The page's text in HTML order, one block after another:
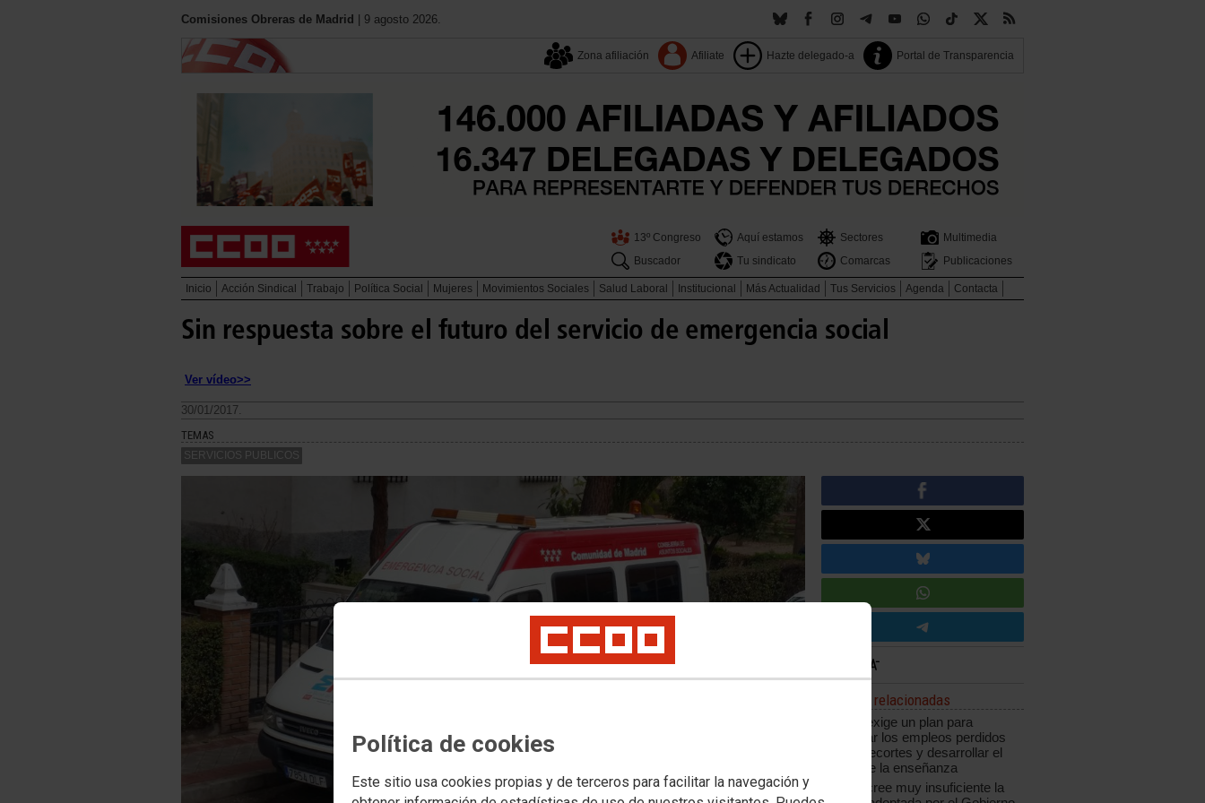
Política de cookies
Este sitio usa cookies propias y de terceros para facilitar la navegación y
Comisiones Obreras de Madrid | 9 agosto 2026.
Zona afiliación Afiliate Hazte delegado-a Portal de Transparencia
13º Congreso Aquí estamos Sectores
Multimedia
Buscador
Tu sindicato Comarcas Publicaciones
Inicio Acción Sindical Trabajo Política Social Mujeres Movimientos Sociales Salud Laboral Institucional Más Actualidad Tus Servicios Agenda Contacta
Sin respuesta sobre el futuro del servicio de emergencia social
Ver vídeo>>
30/01/2017.
TEMAS
SERVICIOS PUBLICOS
Noticias relacionadas
CCOO exige un plan para
recuperar los empleos perdidos
por los recortes y desarrollar el
sector de la enseñanza
CCOO cree muy insuficiente la